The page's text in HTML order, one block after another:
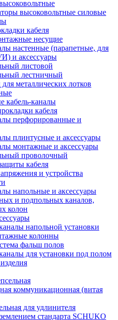
высоковольтные силовые
кабеля
несущие
настенные (парапетные, для
и аксессуары
листовой
лестничный
металлических лотков
кабель-каналы
кабеля
перфорированные и
плинтусные и аксессуары
монтажные и аксессуары
проволочный
кабеля
и устройства
напольные и аксессуары
и подпольных каналов,
колон
напольной установки
колонны
фальш полов
для установки под полом
коммуникационная (витая
для удлинителя
стандарта SCHUKO